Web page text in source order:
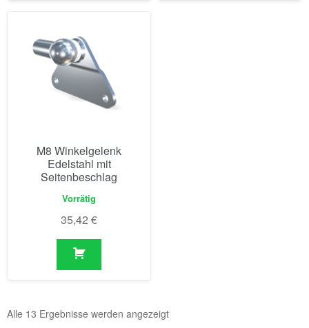
M8 Winkelgelenk
Edelstahl mit
Seitenbeschlag
Vorrätig
35,42 €
Alle 13 Ergebnisse werden angezeigt